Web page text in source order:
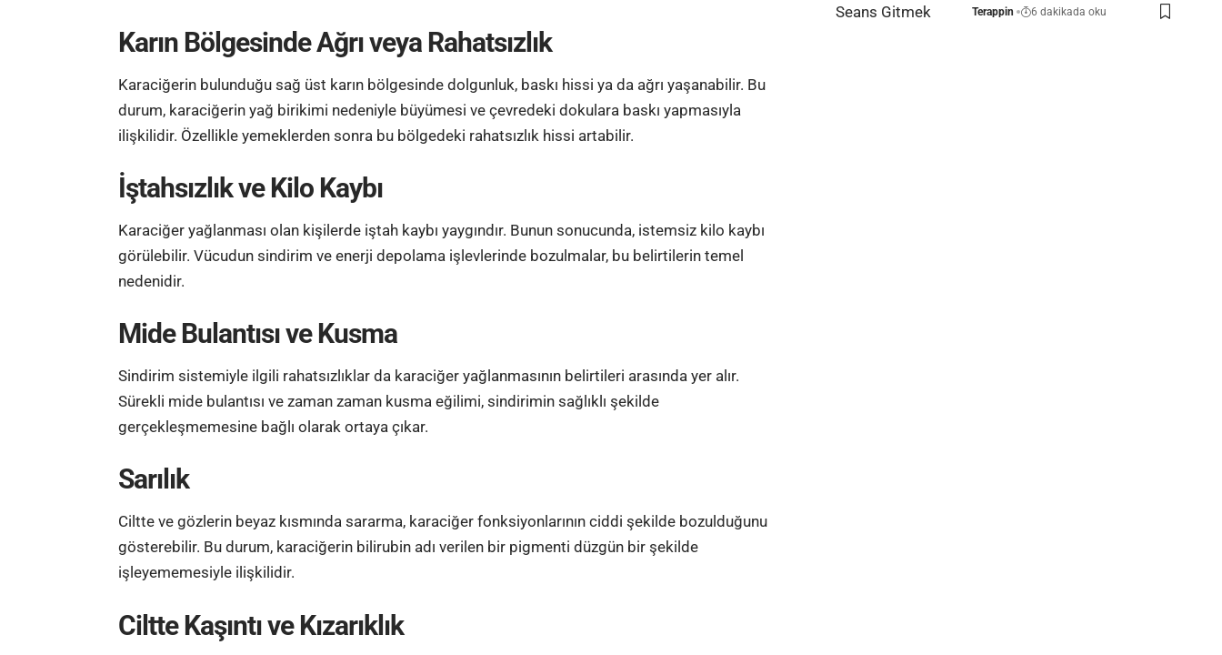
Karın Bölgesinde Ağrı veya Rahatsızlık
Karaciğerin bulunduğu sağ üst karın bölgesinde dolgunluk, baskı hissi ya da ağrı yaşanabilir. Bu
durum, karaciğerin yağ birikimi nedeniyle büyümesi ve çevredeki dokulara baskı yapmasıyla
ilişkilidir. Özellikle yemeklerden sonra bu bölgedeki rahatsızlık hissi artabilir.
İştahsızlık ve Kilo Kaybı
Karaciğer yağlanması olan kişilerde iştah kaybı yaygındır. Bunun sonucunda, istemsiz kilo kaybı
görülebilir. Vücudun sindirim ve enerji depolama işlevlerinde bozulmalar, bu belirtilerin temel
nedenidir.
Mide Bulantısı ve Kusma
Sindirim sistemiyle ilgili rahatsızlıklar da karaciğer yağlanmasının belirtileri arasında yer alır.
Sürekli mide bulantısı ve zaman zaman kusma eğilimi, sindirimin sağlıklı şekilde
gerçekleşmemesine bağlı olarak ortaya çıkar.
Sarılık
Ciltte ve gözlerin beyaz kısmında sararma, karaciğer fonksiyonlarının ciddi şekilde bozulduğunu
gösterebilir. Bu durum, karaciğerin bilirubin adı verilen bir pigmenti düzgün bir şekilde
işleyememesiyle ilişkilidir.
Ciltte Kaşıntı ve Kızarıklık
Terappin 6 dakikada oku